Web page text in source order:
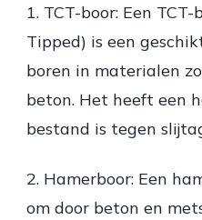
1. TCT-boor: Een
Tipped) is een
boren in materialen
beton. Het heeft een
bestand is tegen
2. Hamerboor: Een
om door beton en